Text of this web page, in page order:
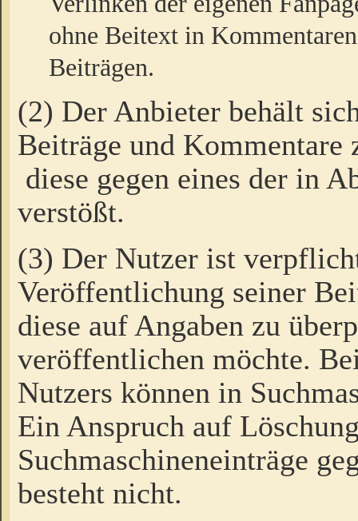
ohne Beitext in
Beiträgen.
(2) Der Anbieter behält
Beiträge und Kommentare
diese gegen eines der in
verstößt.
(3) Der Nutzer ist
Veröffentlichung seiner
diese auf Angaben zu
veröffentlichen möchte.
Nutzers können in
Ein Anspruch auf
Suchmaschineneinträge
besteht nicht.